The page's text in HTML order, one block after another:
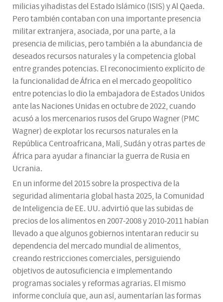
milicias yihadistas del Estado Islámico (ISIS) y Al Qaeda.
Pero también contaban con una importante presencia
militar extranjera, asociada, por una parte, a la
presencia de milicias, pero también a la abundancia de
deseados recursos naturales y la competencia global
entre grandes potencias. El reconocimiento explícito de
la funcionalidad de África en el mercado geopolítico
entre potencias lo dio la embajadora de Estados Unidos
ante las Naciones Unidas en octubre de 2022, cuando
acusó a los mercenarios rusos del Grupo Wagner (PMC
Wagner) de explotar los recursos naturales en la
República Centroafricana, Malí, Sudán y otras partes de
África para ayudar a financiar la guerra de Rusia en
Ucrania.
En un informe del 2015 sobre la prospectiva de la
seguridad alimentaria global hasta 2025, la Comunidad
de Inteligencia de EE. UU. advirtió que las subidas de
precios de los alimentos en 2007-2008 y 2010-2011 habían
llevado a que algunos gobiernos intentaran reducir su
dependencia del mercado mundial de alimentos,
creando restricciones comerciales, persiguiendo
objetivos de autosuficiencia e implementando
programas sociales y reformas agrarias. El mismo
informe concluía que, aun así, aumentarían las formas